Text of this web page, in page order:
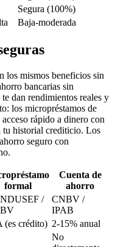
Segura (100%)
Baja-moderada
los mismos beneficios sin
bancarias sin
dan rendimientos reales y
los micropréstamos de
rápido a dinero con
tu historial crediticio. Los
seguro con
formal
Cuenta de
ahorro
/
CNBV /
IPAB
(es crédito) 2-15% anual
No